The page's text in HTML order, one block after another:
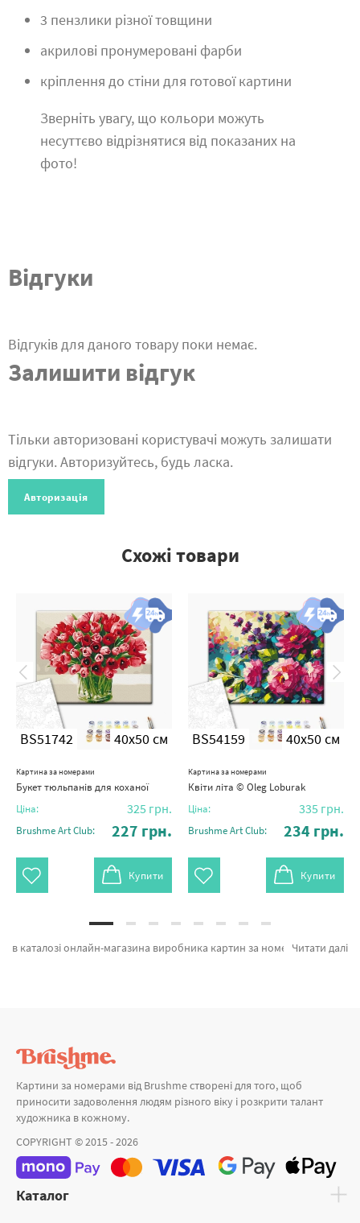
3 пензлики різної товщини
акрилові пронумеровані фарби
кріплення до стіни для готової картини
Зверніть увагу, що кольори можуть
несуттєво відрізнятися від показаних на
фото!
Відгуки
Відгуків для даного товару поки немає.
Залишити відгук
Тільки авторизовані користувачі можуть залишати
відгуки. Авторизуйтесь, будь ласка.
Авторизація
Схожі товари
BS51742 40x50 см
Картина за номерами
Букет тюльпанів для коханої
Ціна: 325 грн.
Brushme Art Club: 227 грн.
Купити
BS54159 40x50 см
Картина за номерами
Квіти літа © Oleg Loburak
Ціна: 335 грн.
Brushme Art Club: 234 грн.
Купити
Читати далі
в каталозі онлайн-магазина виробника картин за номерами brushme.com.ua. У нас можна легко замовити Картина за номерами Яркие цветы в вазе від признаного бренду Brushme який дивує продуманістю. Весь асортимент каталогу «» з гарантією та підтверджений досвідом клієнтів. Букет нареченої, Троянди під дощем и Весняні нарциси а также хороший вибір позицій за зниженими цінами. Замовляючи Санторіні та картина за номерами миколаїв, швидко привеземо в Нікополь або невелике місто України. Розпродаж картин разом з картини за номерами нескладні, замовляйте прямо зараз!
Картини за номерами від Brushme створені для того, щоб
приносити задоволення людям різного віку і розкрити талант
художника в кожному.
COPYRIGHT © 2015 - 2026
Каталог